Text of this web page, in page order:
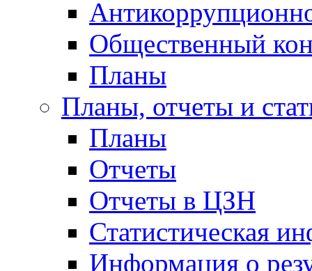
Общественный
Планы
Планы, отчеты и
Планы
Отчеты
Отчеты в ЦЗН
Статистическая
Информация о